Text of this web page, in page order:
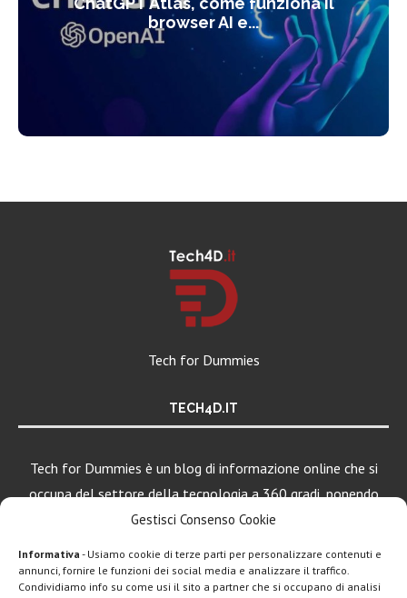
Gestisci Consenso Cookie
Informativa - Usiamo cookie di terze parti per personalizzare contenuti e
annunci, fornire le funzioni dei social media e analizzare il traffico.
Condividiamo info su come usi il sito a partner che si occupano di analisi
browser AI e...
Tech for Dummies
TECH4D.IT
Tech for Dummies è un blog di informazione online che si
occupa del settore della tecnologia a 360 gradi, ponendo
una particolare attenzione al mondo Android, Apple e
LEGGI ANCHE